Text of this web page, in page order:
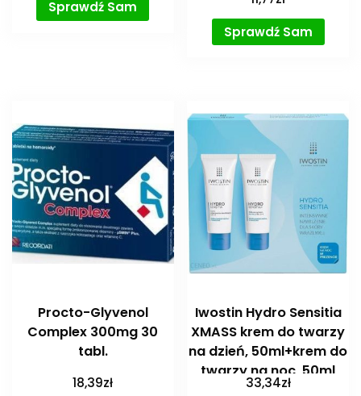
Sprawdź Sam
Sprawdź Sam
Procto-Glyvenol
Complex 300mg 30
tabl.
18,39zł
Iwostin Hydro Sensitia
XMASS krem do twarzy
na dzień, 50ml+krem do
twarzy na noc, 50ml
33,34zł